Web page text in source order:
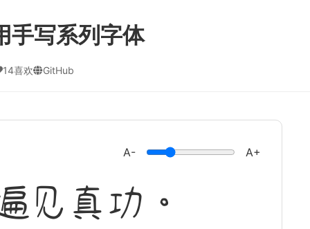
手写系列字体
14喜欢 GitHub
A- A+
见真功。